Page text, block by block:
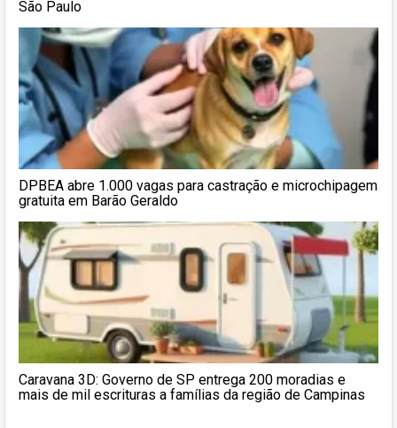
São Paulo
DPBEA abre 1.000 vagas para castração e microchipagem
gratuita em Barão Geraldo
Caravana 3D: Governo de SP entrega 200 moradias e
mais de mil escrituras a famílias da região de Campinas